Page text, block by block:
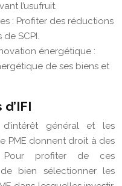
l’usufruit.
: Profiter des réductions
SCPI.
énergétique :
de ses biens et
général et les
PME donnent droit à des
Pour profiter de ces
bien sélectionner les